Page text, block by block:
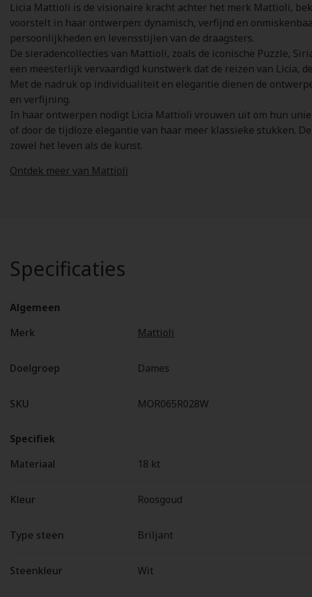
Licia Mattioli is de visionaire kracht achter het merk Mattioli,
voorstelt in haar ontwerpen: dynamisch, verfijnd en
persoonlijkheden en levensstijlen van de draagsters.
De sieradencollecties van Mattioli, zoals de iconische Puzzle,
een meesterlijk vervaardigd kunstwerk dat de reizen van Licia,
Met de nadruk op individualiteit en elegantie dienen de
en verfijning.
In haar ontwerpen nodigt Licia Mattioli vrouwen uit om hun
of door de tijdloze elegantie van haar meer klassieke stukken.
zowel het leven als de kunst.
Ontdek meer van Mattioli
Specificaties
Algemeen
Merk
Mattioli
Doelgroep Dames
SKU MOR065R028W
Specifiek
Materiaal
18 kt
Kleur Roosgoud
Type steen Briljant
Steenkleur Wit